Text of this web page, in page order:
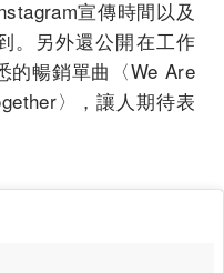
宣傳時間以及
。另外還公開在工作
的暢銷單曲〈We Are
〉，讓人期待表